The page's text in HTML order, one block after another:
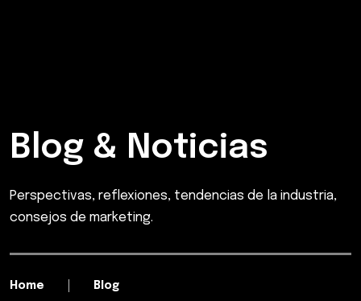
Blog & Noticias
Perspectivas, reflexiones, tendencias de la industria,
consejos de marketing.
Home Blog